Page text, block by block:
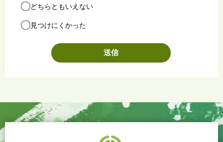
どちらともいえない
見つけにくかった